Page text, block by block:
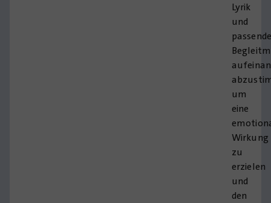
Lyrik
und
um
eine
Wirkung
zu
erzielen
und
den